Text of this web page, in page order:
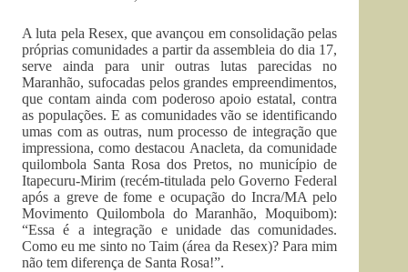
A luta pela Resex, que avançou em consolidação pelas
próprias comunidades a partir da assembleia do dia 17,
serve ainda para unir outras lutas parecidas no
Maranhão, sufocadas pelos grandes empreendimentos,
que contam ainda com poderoso apoio estatal, contra
as populações. E as comunidades vão se identificando
umas com as outras, num processo de integração que
impressiona, como destacou Anacleta, da comunidade
quilombola Santa Rosa dos Pretos, no município de
Itapecuru-Mirim (recém-titulada pelo Governo Federal
após a greve de fome e ocupação do Incra/MA pelo
Movimento Quilombola do Maranhão, Moquibom):
“Essa é a integração e unidade das comunidades.
Como eu me sinto no Taim (área da Resex)? Para mim
não tem diferença de Santa Rosa!”.